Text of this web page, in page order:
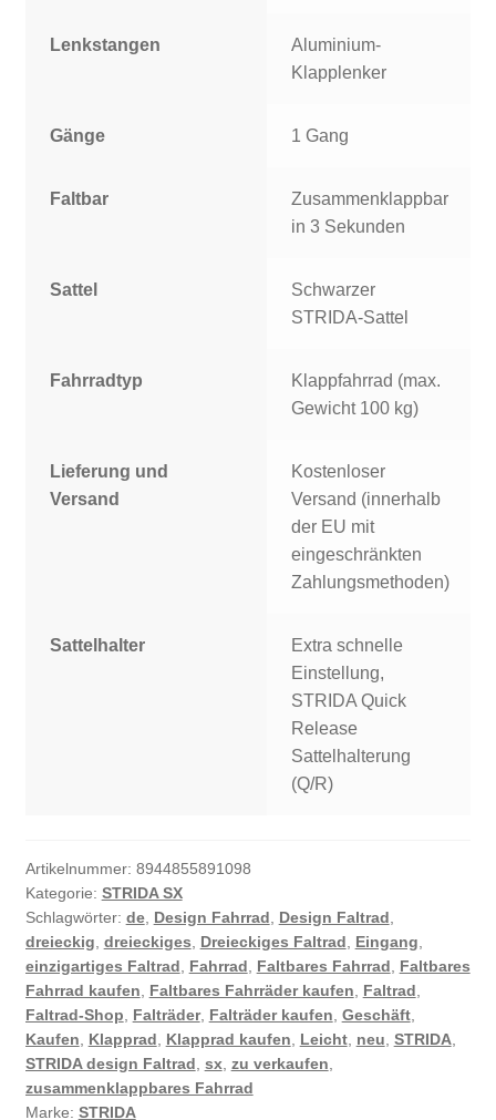
Lenkstangen
Aluminium-
Klapplenker
Gänge 1 Gang
Faltbar
Zusammenklappbar
in 3 Sekunden
Sattel
Schwarzer
STRIDA-Sattel
Fahrradtyp
Klappfahrrad (max.
Gewicht 100 kg)
Lieferung und
Versand
Kostenloser
Versand (innerhalb
der EU mit
eingeschränkten
Zahlungsmethoden)
Sattelhalter
Extra schnelle
Einstellung,
STRIDA Quick
Release
Sattelhalterung
(Q/R)
Artikelnummer: 8944855891098
Kategorie: STRIDA SX
Schlagwörter: de, Design Fahrrad, Design Faltrad,
dreieckig, dreieckiges, Dreieckiges Faltrad, Eingang,
einzigartiges Faltrad, Fahrrad, Faltbares Fahrrad, Faltbares
Fahrrad kaufen, Faltbares Fahrräder kaufen, Faltrad,
Faltrad-Shop, Falträder, Falträder kaufen, Geschäft,
Kaufen, Klapprad, Klapprad kaufen, Leicht, neu, STRIDA,
STRIDA design Faltrad, sx, zu verkaufen,
zusammenklappbares Fahrrad
Marke: STRIDA